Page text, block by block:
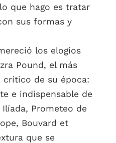
que hago es tratar
sus formas y
los elogios
Pound, el más
crítico de su época:
e indispensable de
Prometeo de
Bouvard et
que se